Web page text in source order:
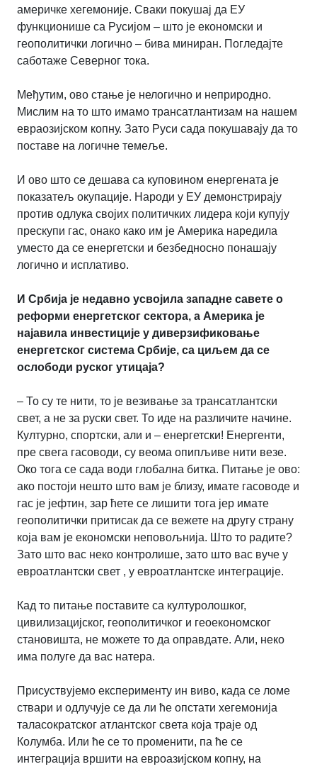
америчке хегемоније. Сваки покушај да ЕУ
функционише са Русијом – што је економски и
геополитички логично – бива миниран. Погледајте
саботаже Северног тока.
Међутим, ово стање је нелогично и неприродно.
Мислим на то што имамо трансатлантизам на нашем
евраозијском копну. Зато Руси сада покушавају да то
поставе на логичне темеље.
И ово што се дешава са куповином енергената је
показатељ окупације. Народи у ЕУ демонстрирају
против одлука својих политичких лидера који купују
прескупи гас, онако како им је Америка наредила
уместо да се енергетски и безбедносно понашају
логично и исплативо.
И Србија је недавно усвојила западне савете о
реформи енергетског сектора, а Америка је
најавила инвестиције у диверзификовање
енергетског система Србије, са циљем да се
ослободи руског утицаја?
– То су те нити, то је везивање за трансатлантски
свет, а не за руски свет. То иде на различите начине.
Културно, спортски, али и – енергетски! Енергенти,
пре свега гасоводи, су веома опипљиве нити везе.
Око тога се сада води глобална битка. Питање је ово:
ако постоји нешто што вам је близу, имате гасоводе и
гас је јефтин, зар ћете се лишити тога јер имате
геополитички притисак да се вежете на другу страну
која вам је економски неповољнија. Што то радите?
Зато што вас неко контролише, зато што вас вуче у
евроатлантски свет , у евроатлантске интеграције.
Кад то питање поставите са културолошког,
цивилизацијског, геополитичког и геоекономског
становишта, не можете то да оправдате. Али, неко
има полуге да вас натера.
Присуствујемо експерименту ин виво, када се ломе
ствари и одлучује се да ли ће опстати хегемонија
таласократског атлантског света која траје од
Колумба. Или ће се то променити, па ће се
интеграција вршити на евроазијском копну, на